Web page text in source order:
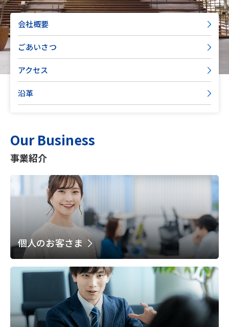
会社概要
ごあいさつ
アクセス
沿革
Our Business
事業紹介
個人のお客さま